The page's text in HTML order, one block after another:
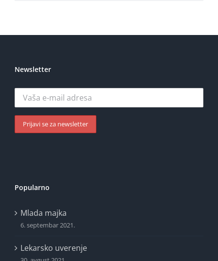
Newsletter
Popularno
Mlada majka
6. septembar 2021.
Lekarsko uverenje